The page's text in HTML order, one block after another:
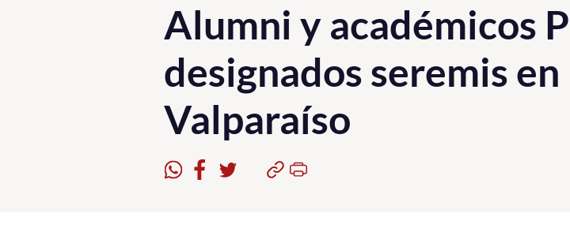
Alumni y académicos
designados seremis
Valparaíso